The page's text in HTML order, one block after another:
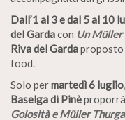
Dall’1 al 3 e dal 5 al 10
del Gardacon Un Müller
Riva del Gardaproposto
food.
Solo permartedì 6 luglio
Baselga di Pinè
Golosità e Müller